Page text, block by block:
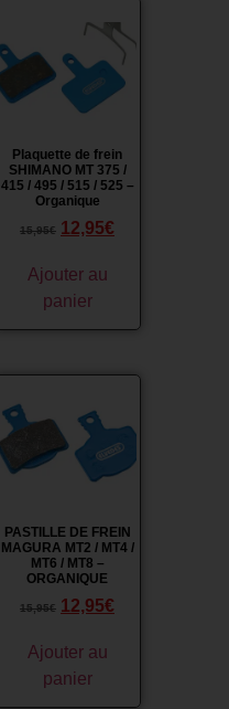
Plaquette de frein
SHIMANO MT 375 /
415 / 495 / 515 / 525 –
Organique
15,95€ 12,95€
Ajouter au
panier
PASTILLE DE FREIN
MAGURA MT2 / MT4 /
MT6 / MT8 –
ORGANIQUE
15,95€ 12,95€
Ajouter au
panier